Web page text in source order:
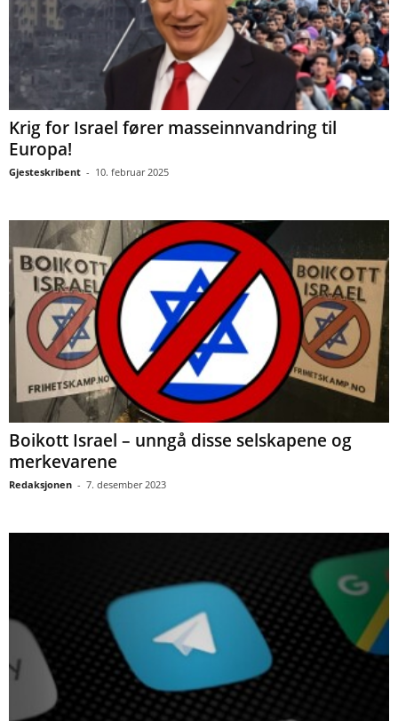
Krig for Israel fører masseinnvandring til
Europa!
Gjesteskribent - 10. februar 2025
Boikott Israel – unngå disse selskapene og
merkevarene
Redaksjonen - 7. desember 2023